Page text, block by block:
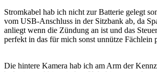
Stromkabel hab ich nicht zur Batterie gelegt
vom USB-Anschluss in der Sitzbank ab, da
anliegt wenn die Zündung an ist und das
perfekt in das für mich sonst unnütze Fächlein
Die hintere Kamera hab ich am Arm der